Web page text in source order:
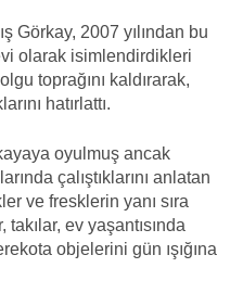
Görkay, 2007 yılından bu
olarak isimlendirdikleri
toprağını kaldırarak,
hatırlattı.
oyulmuş ancak
çalıştıklarını anlatan
ve fresklerin yanı sıra
ev yaşantısında
objelerini gün ışığına